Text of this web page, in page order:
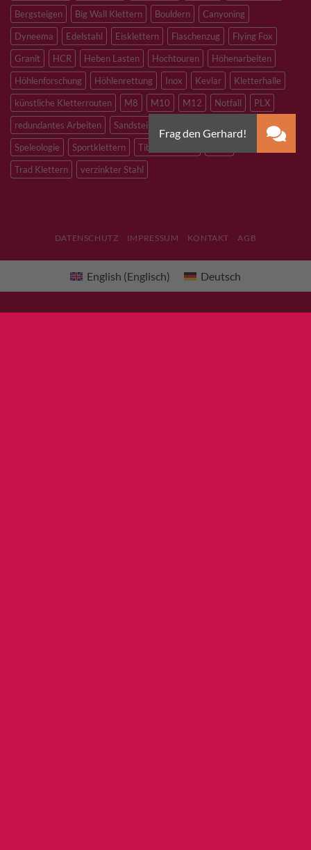
Bergsteigen
Big Wall Klettern Bouldern
Canyoning
Dyneema
Edelstahl Eisklettern Flaschenzug
Flying Fox
Granit
HCR Heben Lasten Hochtouren
Höhenarbeiten
Höhlenforschung
Höhlenrettung Inox Kevlar
Kletterhalle
künstliche Kletterrouten
M8 M10 M12 Notfall
PLX
redundantes Arbeiten
Sandstein
Speleologie
Sportklettern Tibetan Bridge
Trad Klettern
verzinkter Stahl
DATENSCHUTZ IMPRESSUM KONTAKT AGB
English (Englisch) Deutsch